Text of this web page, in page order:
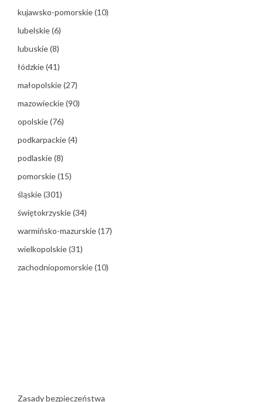
kujawsko-pomorskie(10)
lubelskie(6)
lubuskie(8)
łódzkie(41)
małopolskie(27)
mazowieckie(90)
opolskie(76)
podkarpackie(4)
podlaskie(8)
pomorskie(15)
śląskie(301)
świętokrzyskie(34)
warmińsko-mazurskie(17)
wielkopolskie(31)
zachodniopomorskie(10)
Zasady bezpieczeństwa